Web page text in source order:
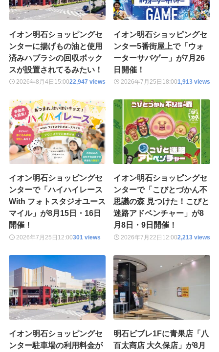
イオン明石ショッピングセ
ンターに揚げもの油と使用
済みハブラシの回収ボック
スが設置されてるみたい！
2026年8月4日 15:0022,947 views
イオン明石ショッピングセ
ンター5番街屋上で「ウォ
ーターサバゲー」が7月26
日開催！
2026年7月25日 18:001,913 views
イオン明石ショッピングセ
ンターで「ハイハイレース
With フォトスタジオユース
マイル」が8月15日・16日
開催！
2026年7月25日 12:00301 views
イオン明石ショッピングセ
ンターで「こびとづかん不
思議の森 見つけた！こびと
迷路アドベンチャー」が8
月8日・9日開催！
2026年7月22日 12:002,213 views
イオン明石ショッピングセ
ンター駐車場の利用料金が
明石ビブレ1Fに青果店「八
百太商店 大久保店」が8月